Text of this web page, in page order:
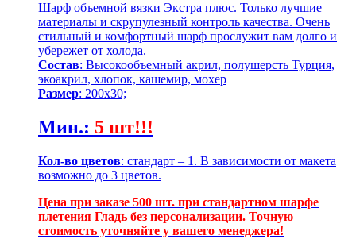
Шарф объемной вязки Экстра плюс. Только лучшие
материалы и скрупулезный контроль качества. Очень
стильный и комфортный шарф прослужит вам долго и
убережет от холода.
Состав: Высокообъемный акрил, полушерсть Турция,
экоакрил, хлопок, кашемир, мохер
Размер: 200х30;
Мин.: 5 шт!!!
Кол-во цветов: стандарт – 1. В зависимости от макета
возможно до 3 цветов.
Цена при заказе 500 шт. при стандартном шарфе
плетения Гладь без персонализации. Точную
стоимость уточняйте у вашего менеджера!